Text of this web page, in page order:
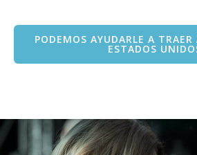
PODEMOS AYUDARLE A
ESTADOS